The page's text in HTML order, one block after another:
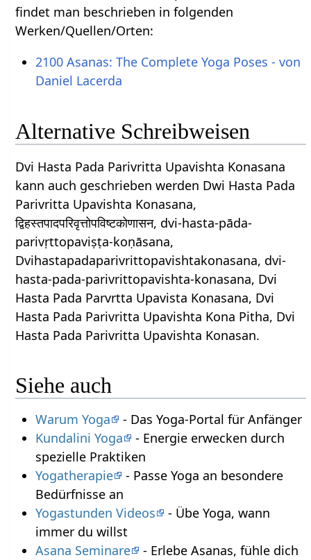
findet man beschrieben in folgenden
Werken/Quellen/Orten:
2100 Asanas: The Complete Yoga Poses - von
Daniel Lacerda
Alternative Schreibweisen
Dvi Hasta Pada Parivritta Upavishta Konasana
kann auch geschrieben werden Dwi Hasta Pada
Parivritta Upavishta Konasana,
द्विहस्तपादपरिवृत्तोपविष्टकोणासन, dvi-hasta-pāda-
parivṛttopaviṣṭa-koṇāsana,
Dvihastapadaparivrittopavishtakonasana, dvi-
hasta-pada-parivrittopavishta-konasana, Dvi
Hasta Pada Parvrtta Upavista Konasana, Dvi
Hasta Pada Parivritta Upavishta Kona Pitha, Dvi
Hasta Pada Parivritta Upavishta Konasan.
Siehe auch
Warum Yoga
- Das Yoga-Portal für Anfänger
Kundalini Yoga
- Energie erwecken durch
spezielle Praktiken
Yogatherapie
- Passe Yoga an besondere
Bedürfnisse an
Yogastunden Videos
- Übe Yoga, wann
immer du willst
Asana Seminare
- Erlebe Asanas, fühle dich